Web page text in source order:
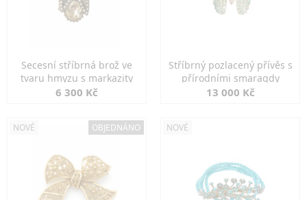
Secesní stříbrná brož ve
tvaru hmyzu s markazity
6 300 Kč
Stříbrný pozlacený přívěs s
přírodními smaragdy
13 000 Kč
NOVÉ OBJEDNÁNO NOVÉ